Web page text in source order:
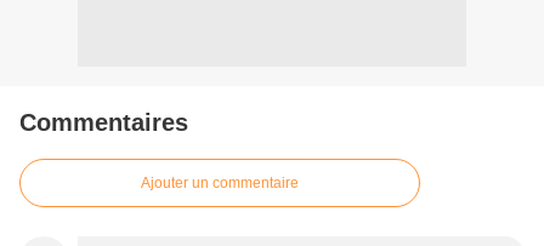
Commentaires
Ajouter un commentaire